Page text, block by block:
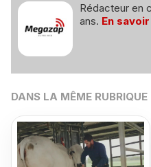
Rédacteur en
ans. En
DANS LA MÊME RUBRIQUE